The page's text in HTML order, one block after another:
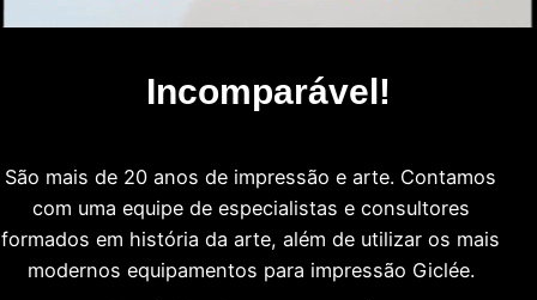
Incomparável!
São mais de 20 anos de impressão e arte. Contamos
com uma equipe de especialistas e consultores
formados em história da arte, além de utilizar os mais
modernos equipamentos para impressão Giclée.